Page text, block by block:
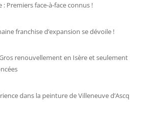
: Premiers face-à-face connus !
franchise d’expansion se dévoile !
renouvellement en Isère et seulement
dans la peinture de Villeneuve d’Ascq